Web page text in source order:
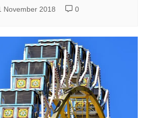
November 2018 0